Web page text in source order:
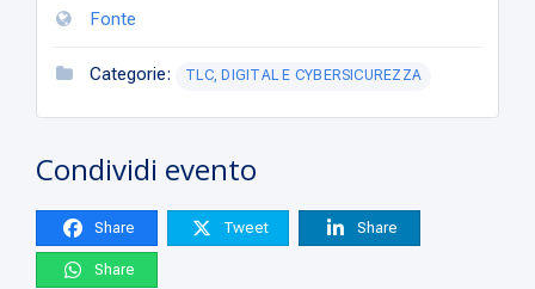
Fonte
Categorie: TLC, DIGITAL E CYBERSICUREZZA
Condividi evento
Share Tweet Share
Share